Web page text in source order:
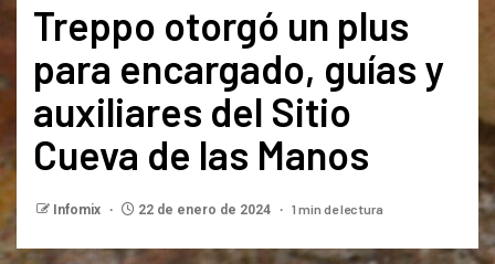
Treppo otorgó un plus
para encargado, guías y
auxiliares del Sitio
Cueva de las Manos
Infomix 22 de enero de 2024 1 min de lectura